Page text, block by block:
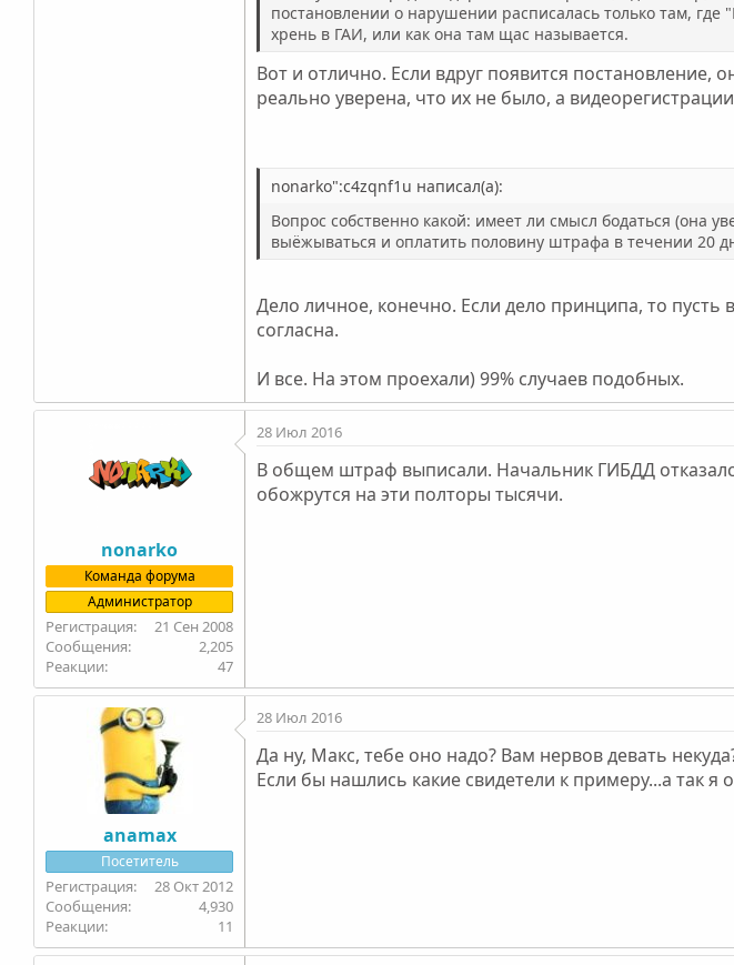
постановлении о нарушении расписалась только там,
хрень в ГАИ, или как она там щас называется.
Вот и отлично. Если вдруг появится постановление,
реально уверена, что их не было, а
nonarko":c4zqnf1u написал(а):
Вопрос собственно какой: имеет ли смысл бодаться (она
выёжываться и оплатить половину штрафа в течении 20
Дело личное, конечно. Если дело принципа, то
согласна.
И все. На этом проехали) 99% случаев подобных.
nonarko
Команда форума
Администратор
21 Сен 2008
2,205
47
28 Июл 2016
В общем штраф выписали. Начальник ГИБДД
обожрутся на эти полторы тысячи.
anamax
Посетитель
28 Окт 2012
4,930
11
28 Июл 2016
Да ну, Макс, тебе оно надо? Вам нервов девать
Если бы нашлись какие свидетели к примеру...а так